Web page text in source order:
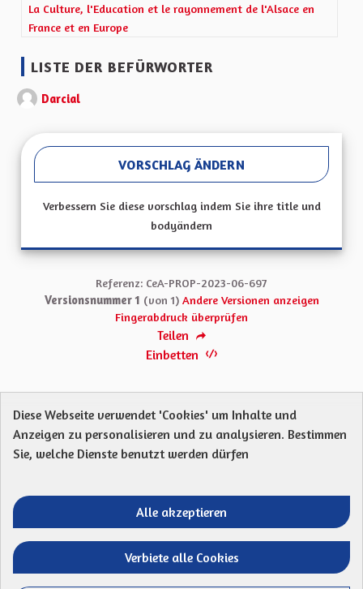
Ergebnisse nach Kategorie filtern: La Culture, l'Education et le
La Culture, l'Education et le rayonnement de l'Alsace en
France et en Europe
LISTE DER BEFÜRWORTER
Darcial
VORSCHLAG ÄNDERN
Verbessern Sie diese vorschlag indem Sie ihre title und
bodyändern
Referenz: CeA-PROP-2023-06-697
Versionsnummer 1 (von 1) Andere Versionen anzeigen
Fingerabdruck überprüfen
Teilen
Einbetten
Protection des Données
Charte de contribution
Mentions légales
Was sind Gremien?
Standardtitel für initiatives
Open Data Dateien herunterladen
Entre vos mains - Collectivité
Entre vos mains - Collectivité
Entre vos mains - Collectivité
Entre vos mains -
Diese Webseite verwendet 'Cookies' um Inhalte und
Anzeigen zu personalisieren und zu analysieren. Bestimmen
Sie, welche Dienste benutzt werden dürfen
Alle akzeptieren
Verbiete alle Cookies